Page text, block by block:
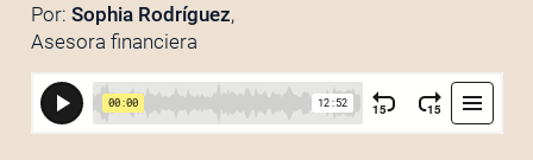
Por: Sophia Rodríguez,
Asesora financiera